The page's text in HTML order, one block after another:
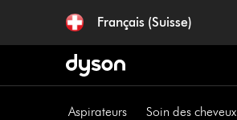
pages
Français (Suisse)
Aspirateurs Soin des cheveux